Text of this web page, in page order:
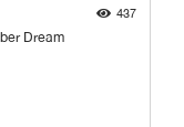
437
Dream